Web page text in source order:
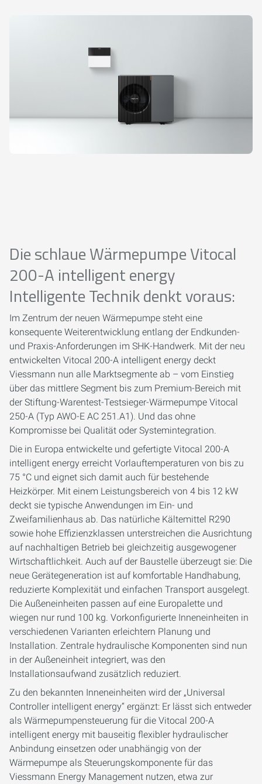
Die schlaue Wärmepumpe Vitocal
200-A intelligent energy
Intelligente Technik denkt voraus:
Im Zentrum der neuen Wärmepumpe steht eine
konsequente Weiterentwicklung entlang der Endkunden-
und Praxis-Anforderungen im SHK-Handwerk. Mit der neu
entwickelten Vitocal 200-A intelligent energy deckt
Viessmann nun alle Marktsegmente ab – vom Einstieg
über das mittlere Segment bis zum Premium-Bereich mit
der Stiftung-Warentest-Testsieger-Wärmepumpe Vitocal
250-A (Typ AWO-E AC 251.A1). Und das ohne
Kompromisse bei Qualität oder Systemintegration.
Die in Europa entwickelte und gefertigte Vitocal 200-A
intelligent energy erreicht Vorlauftemperaturen von bis zu
75 °C und eignet sich damit auch für bestehende
Heizkörper. Mit einem Leistungsbereich von 4 bis 12 kW
deckt sie typische Anwendungen im Ein- und
Zweifamilienhaus ab. Das natürliche Kältemittel R290
sowie hohe Effizienzklassen unterstreichen die Ausrichtung
auf nachhaltigen Betrieb bei gleichzeitig ausgewogener
Wirtschaftlichkeit. Auch auf der Baustelle überzeugt sie: Die
neue Gerätegeneration ist auf komfortable Handhabung,
reduzierte Komplexität und einfachen Transport ausgelegt.
Die Außeneinheiten passen auf eine Europalette und
wiegen nur rund 100 kg. Vorkonfigurierte Inneneinheiten in
verschiedenen Varianten erleichtern Planung und
Installation. Zentrale hydraulische Komponenten sind nun
in der Außeneinheit integriert, was den
Installationsaufwand zusätzlich reduziert.
Zu den bekannten Inneneinheiten wird der „Universal
Controller intelligent energy“ ergänzt: Er lässt sich entweder
als Wärmepumpensteuerung für die Vitocal 200-A
intelligent energy mit bauseitig flexibler hydraulischer
Anbindung einsetzen oder unabhängig von der
Wärmepumpe als Steuerungskomponente für das
Viessmann Energy Management nutzen, etwa zur